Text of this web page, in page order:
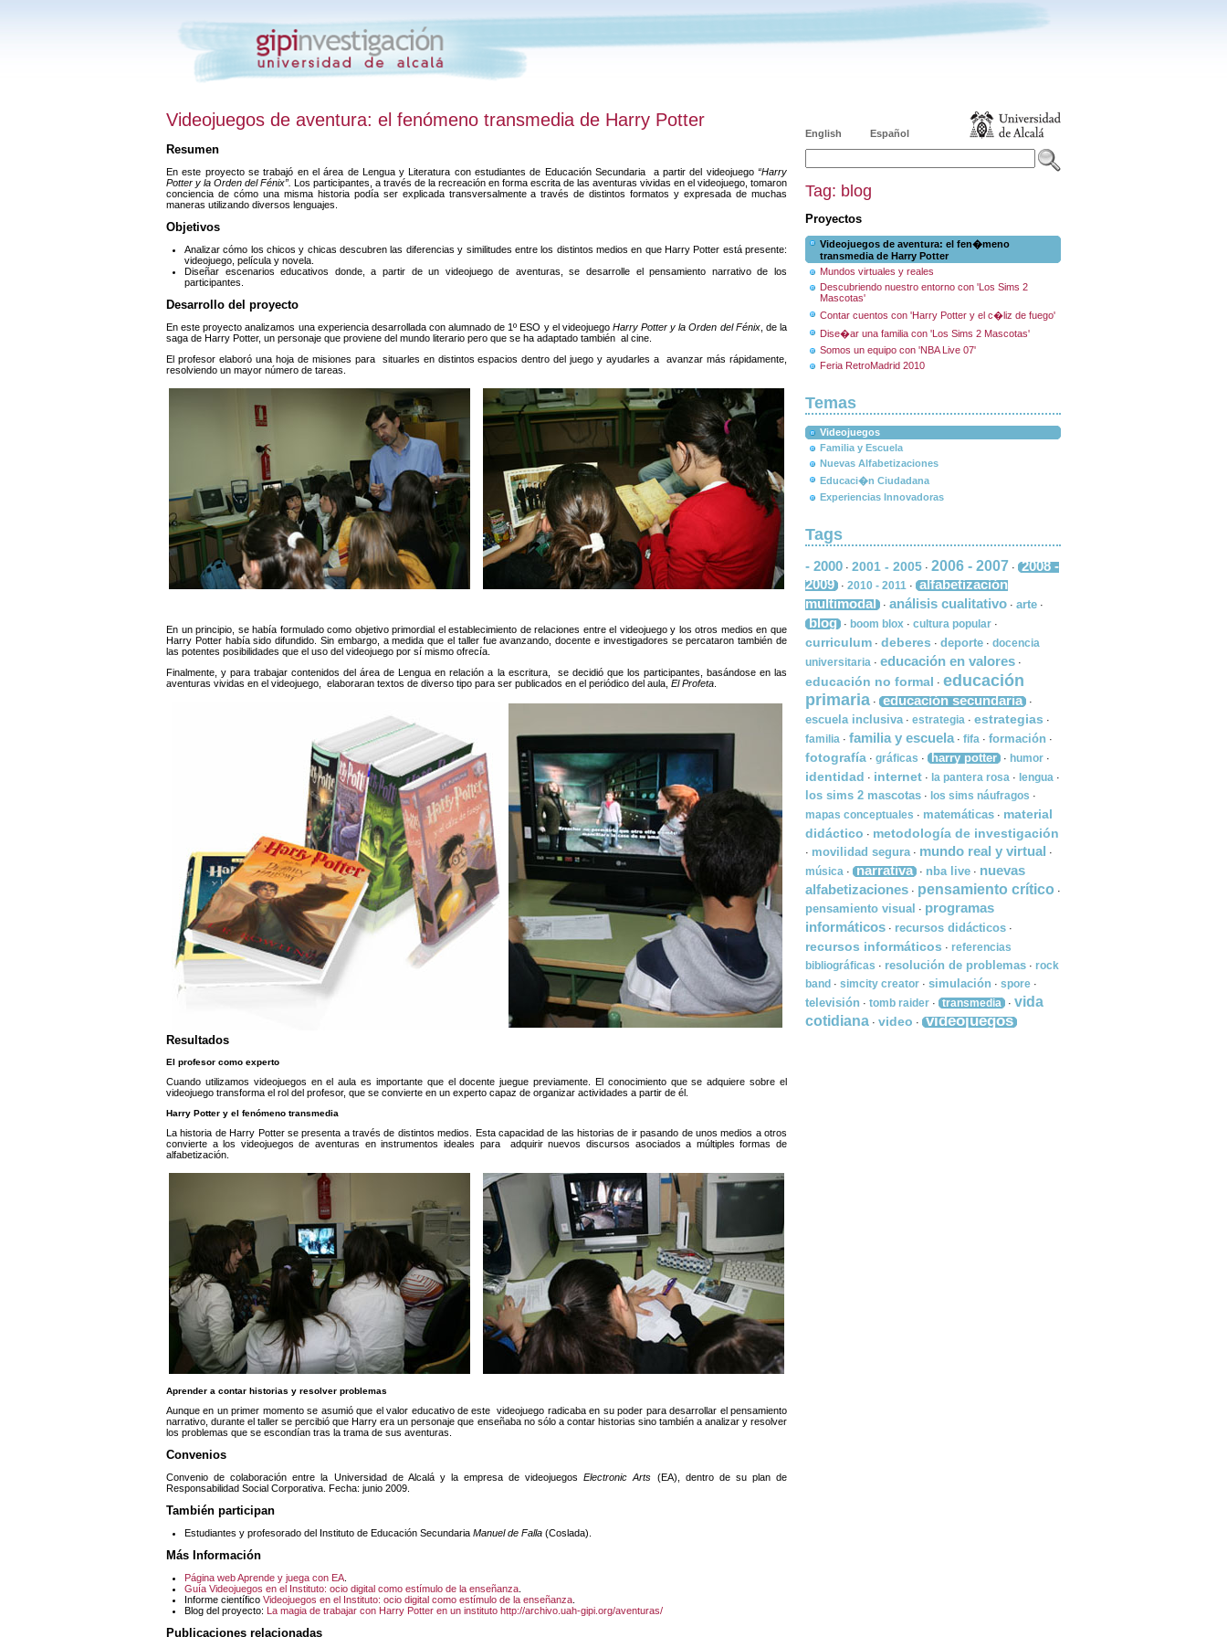
Videojuegos de aventura: el fenómeno transmedia de Harry Potter
Resumen
En este proyecto se trabajó en el área de Lengua y Literatura con estudiantes de Educación Secundaria a partir del videojuego “Harry
Potter y la Orden del Fénix”. Los participantes, a través de la recreación en forma escrita de las aventuras vividas en el videojuego, tomaron
conciencia de cómo una misma historia podía ser explicada transversalmente a través de distintos formatos y expresada de muchas
maneras utilizando diversos lenguajes.
Objetivos
Analizar cómo los chicos y chicas descubren las diferencias y similitudes entre los distintos medios en que Harry Potter está presente:
videojuego, película y novela.
Diseñar escenarios educativos donde, a partir de un videojuego de aventuras, se desarrolle el pensamiento narrativo de los
participantes.
Desarrollo del proyecto
En este proyecto analizamos una experiencia desarrollada con alumnado de 1º ESO y el videojuego Harry Potter y la Orden del Fénix, de la
saga de Harry Potter, un personaje que proviene del mundo literario pero que se ha adaptado también al cine.
El profesor elaboró una hoja de misiones para situarles en distintos espacios dentro del juego y ayudarles a avanzar más rápidamente,
resolviendo un mayor número de tareas.
En un principio, se había formulado como objetivo primordial el establecimiento de relaciones entre el videojuego y los otros medios en que
Harry Potter había sido difundido. Sin embargo, a medida que el taller fue avanzando, docente e investigadores se percataron también de
las potentes posibilidades que el uso del videojuego por sí mismo ofrecía.
Finalmente, y para trabajar contenidos del área de Lengua en relación a la escritura, se decidió que los participantes, basándose en las
aventuras vividas en el videojuego, elaboraran textos de diverso tipo para ser publicados en el periódico del aula, El Profeta
Resultados
El profesor como experto
Cuando utilizamos videojuegos en el aula es importante que el docente juegue previamente. El conocimiento que se adquiere sobre el
videojuego transforma el rol del profesor, que se convierte en un experto capaz de organizar actividades a partir de él.
Harry Potter y el fenómeno transmedia
La historia de Harry Potter se presenta a través de distintos medios. Esta capacidad de las historias de ir pasando de unos medios a otros
convierte a los videojuegos de aventuras en instrumentos ideales para adquirir nuevos discursos asociados a múltiples formas de
alfabetización.
Aprender a contar historias y resolver problemas
Aunque en un primer momento se asumió que el valor educativo de este videojuego radicaba en su poder para desarrollar el pensamiento
narrativo, durante el taller se percibió que Harry era un personaje que enseñaba no sólo a contar historias sino también a analizar y resolver
los problemas que se escondían tras la trama de sus aventuras.
Convenios
Convenio de colaboración entre la Universidad de Alcalá y la empresa de videojuegosElectronic Arts (EA), dentro de su plan de
Responsabilidad Social Corporativa. Fecha: junio 2009.
También participan
Estudiantes y profesorado del Instituto de Educación Secundaria Manuel de Falla (Coslada).
Más Información
Página web Aprende y juega con EA
Guía Videojuegos en el Instituto: ocio digital como estímulo de la enseñanza
Informe científico Videojuegos en el Instituto: ocio digital como estímulo de la enseñanza
Blog del proyecto: La magia de trabajar con Harry Potter en un instituto http://archivo.uah-gipi.org/aventuras/
Publicaciones relacionadas
English Español
Tag: blog
Proyectos
Videojuegos de aventura: el fen�meno
transmedia de Harry Potter
Mundos virtuales y reales
Descubriendo nuestro entorno con 'Los Sims 2
Mascotas'
Contar cuentos con 'Harry Potter y el c�liz de fuego'
Dise�ar una familia con 'Los Sims 2 Mascotas'
Somos un equipo con 'NBA Live 07'
Feria RetroMadrid 2010
Temas
Videojuegos
Familia y Escuela
Nuevas Alfabetizaciones
Educaci�n Ciudadana
Experiencias Innovadoras
Tags
- 2000 · 2001 - 2005 · 2006 - 2007 ·
2008 -
2009
· 2010 - 2011 ·
alfabetización
multimodal
· análisis cualitativo · arte ·
blog · boom blox · cultura popular ·
curriculum · deberes · deporte · docencia
universitaria · educación en valores ·
educación no formal · educación
primaria · educación secundaria ·
escuela inclusiva · estrategia · estrategias ·
familia · familia y escuela · fifa · formación ·
fotografía · gráficas · harry potter · humor ·
identidad · internet · la pantera rosa · lengua ·
los sims 2 mascotas · los sims náufragos ·
mapas conceptuales · matemáticas · material
didáctico · metodología de investigación
· movilidad segura · mundo real y virtual ·
música · narrativa · nba live · nuevas
alfabetizaciones · pensamiento crítico ·
pensamiento visual · programas
informáticos · recursos didácticos ·
recursos informáticos · referencias
bibliográficas · resolución de problemas · rock
band · simcity creator · simulación · spore ·
televisión · tomb raider · transmedia · vida
cotidiana · video · videojuegos